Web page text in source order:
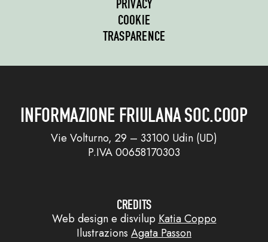
PRIVACY
COOKIE
TRASPARENCE
INFORMAZIONE FRIULANA SOC.COOP
Vie Volturno, 29 – 33100 Udin (UD)
P.IVA 00658170303
CREDITS
Web design e disvilup Katia Coppo
Ilustrazions Agata Passon